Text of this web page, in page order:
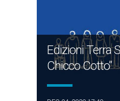
Edizioni Terra
Chicco Cotto”